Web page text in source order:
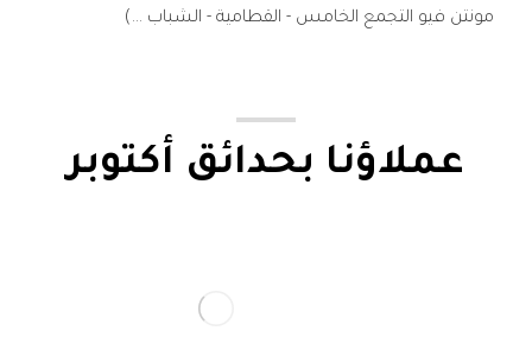
مونتن فيو التجمع الخامس - القطامية - الشباب ...)
عملاؤنا بحدائق أكتوبر